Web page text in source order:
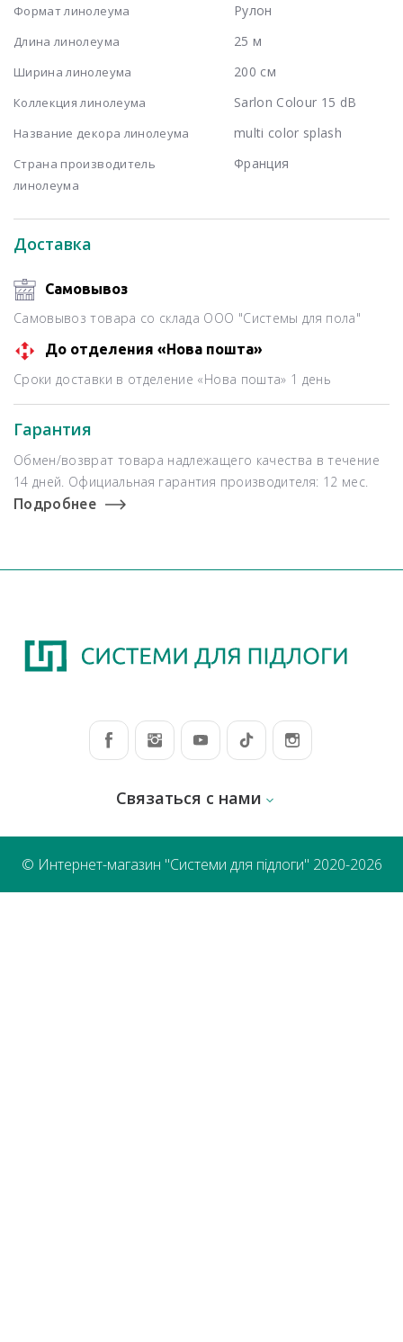
Доставка
Самовывоз
Самовывоз товара со склада ООО "Системы для пола"
До отделения «Нова пошта»
Сроки доставки в отделение «Нова пошта» 1 день
Гарантия
Обмен/возврат товара надлежащего качества в течение
14 дней. Официальная гарантия производителя: 12 мес.
Подробнее
Формат линолеума Рулон
Длина линолеума 25 м
Ширина линолеума 200 см
Коллекция линолеума Sarlon Colour 15 dB
Название декора линолеума multi color splash
Страна производитель
линолеума
Франция
Связаться с нами
© Интернет-магазин "Системи для підлоги" 2020-2026